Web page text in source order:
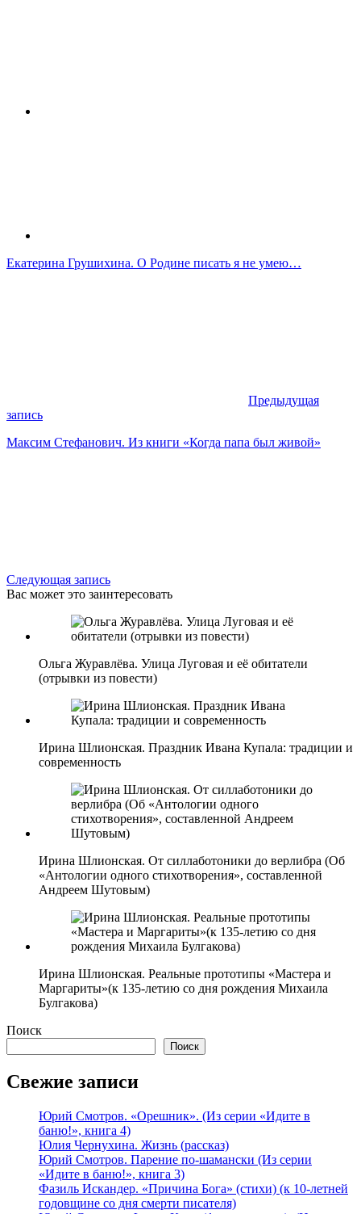
Екатерина Грушихина. О Родине писать я не умею…
Предыдущая
запись
Максим Стефанович. Из книги «Когда папа был живой»
Следующая запись
Вас может это заинтересовать
Ольга Журавлёва. Улица Луговая и её обитатели
(отрывки из повести)
Ирина Шлионская. Праздник Ивана Купала: традиции и
современность
Ирина Шлионская. От силлаботоники до верлибра (Об
«Антологии одного стихотворения», составленной
Андреем Шутовым)
Ирина Шлионская. Реальные прототипы «Мастера и
Маргариты»(к 135-летию со дня рождения Михаила
Булгакова)
Поиск
Поиск
Свежие записи
Юрий Смотров. «Орешник». (Из серии «Идите в
баню!», книга 4)
Юлия Чернухина. Жизнь (рассказ)
Юрий Смотров. Парение по-шамански (Из серии
«Идите в баню!», книга 3)
Фазиль Искандер. «Причина Бога» (стихи) (к 10-летней
годовщине со дня смерти писателя)